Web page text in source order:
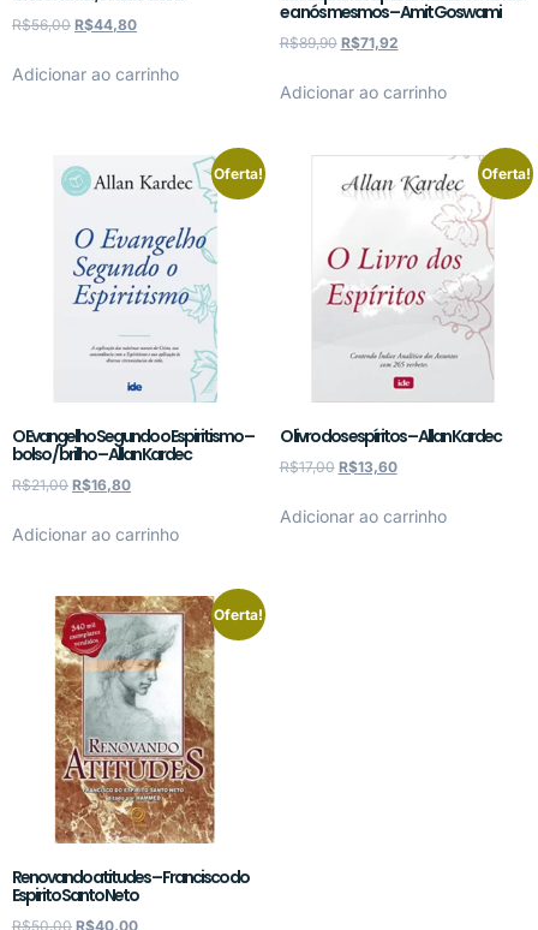
R$56,00 R$44,80
Adicionar ao carrinho
e a nós mesmos – Amit Goswami
R$89,90 R$71,92
Adicionar ao carrinho
Oferta!
O Evangelho Segundo o Espiritismo –
bolso / brilho – Allan Kardec
R$21,00 R$16,80
Adicionar ao carrinho
Oferta!
O livro dos espíritos – Allan Kardec
R$17,00 R$13,60
Adicionar ao carrinho
Oferta!
Renovando atitudes – Francisco do
Espirito Santo Neto
R$50,00 R$40,00